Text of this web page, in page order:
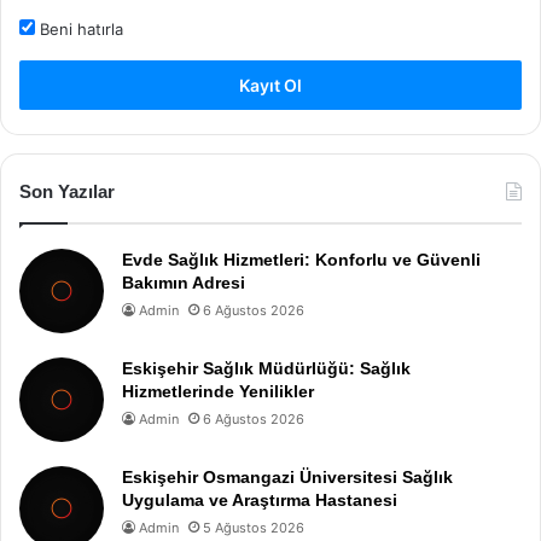
Beni hatırla
Kayıt Ol
Son Yazılar
Evde Sağlık Hizmetleri: Konforlu ve Güvenli
Bakımın Adresi
Admin 6 Ağustos 2026
Eskişehir Sağlık Müdürlüğü: Sağlık
Hizmetlerinde Yenilikler
Admin 6 Ağustos 2026
Eskişehir Osmangazi Üniversitesi Sağlık
Uygulama ve Araştırma Hastanesi
Admin 5 Ağustos 2026